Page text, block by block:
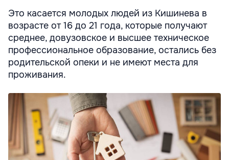
Это касается молодых людей из Кишинева в
возрасте от 16 до 21 года, которые получают
среднее, довузовское и высшее техническое
профессиональное образование, остались без
родительской опеки и не имеют места для
проживания.